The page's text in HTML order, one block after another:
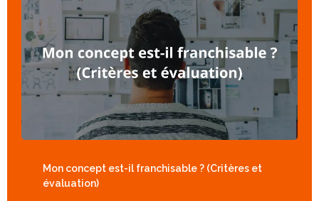
Mon concept est-il franchisable ? (Critères et
évaluation)